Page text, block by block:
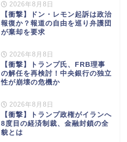
2026年8月8日
【衝撃】ドン・レモン起訴は政治
報復か？報道の自由を巡り弁護団
が棄却を要求
2026年8月8日
【衝撃】トランプ氏、FRB理事
の解任を再検討！中央銀行の独立
性が崩壊の危機か
2026年8月8日
【衝撃】トランプ政権がイランへ
8度目の経済制裁、金融封鎖の全
貌とは